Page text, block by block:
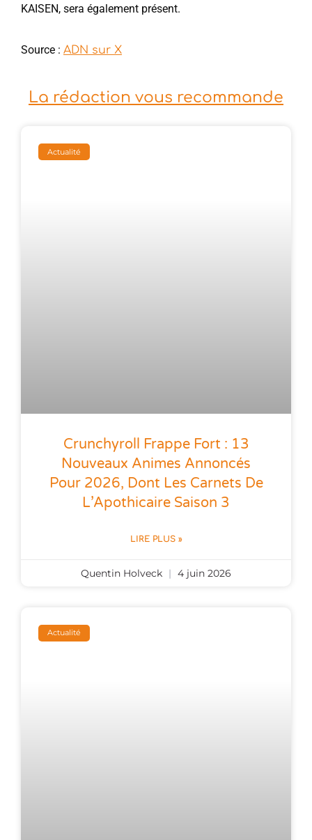
KAISEN, sera également présent.
Source : ADN sur X
La rédaction vous recommande
Actualité
Crunchyroll Frappe Fort : 13
Nouveaux Animes Annoncés
Pour 2026, Dont Les Carnets De
L’Apothicaire Saison 3
LIRE PLUS »
Quentin Holveck 4 juin 2026
Actualité